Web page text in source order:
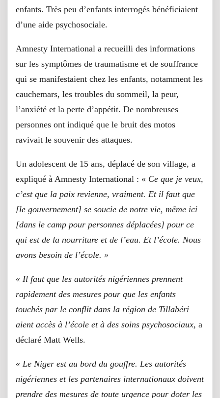
enfants. Très peu d’enfants interrogés bénéficiaient
d’une aide psychosociale.
Amnesty International a recueilli des informations
sur les symptômes de traumatisme et de souffrance
qui se manifestaient chez les enfants, notamment les
cauchemars, les troubles du sommeil, la peur,
l’anxiété et la perte d’appétit. De nombreuses
personnes ont indiqué que le bruit des motos
ravivait le souvenir des attaques.
Un adolescent de 15 ans, déplacé de son village, a
expliqué à Amnesty International : « Ce que je veux,
c’est que la paix revienne, vraiment. Et il faut que
[le gouvernement] se soucie de notre vie, même ici
[dans le camp pour personnes déplacées] pour ce
qui est de la nourriture et de l’eau. Et l’école. Nous
avons besoin de l’école. »
« Il faut que les autorités nigériennes prennent
rapidement des mesures pour que les enfants
touchés par le conflit dans la région de Tillabéri
aient accès à l’école et à des soins psychosociaux, a
déclaré Matt Wells.
« Le Niger est au bord du gouffre. Les autorités
nigériennes et les partenaires internationaux doivent
prendre des mesures de toute urgence pour doter les